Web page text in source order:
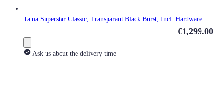
Tama Superstar Classic, Transparant Black Burst, Incl. Hardware
€1,299.00
Ask us about the delivery time